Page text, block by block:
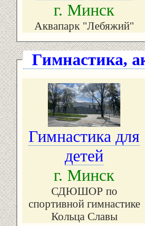
г. Минск
Аквапарк "Лебяжий"
Гимнастика,
Гимнастика для
детей
г. Минск
СДЮШОР по
спортивной гимнастике
Кольца Славы